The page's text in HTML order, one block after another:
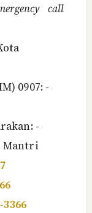
call
0907: -
-
Mantri
3366